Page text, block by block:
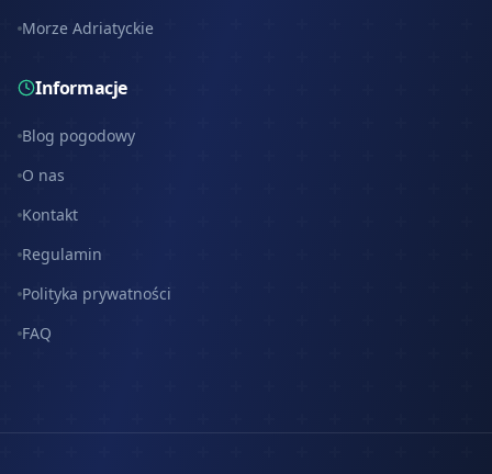
Morze Adriatyckie
Informacje
Blog pogodowy
O nas
Kontakt
Regulamin
Polityka prywatności
FAQ